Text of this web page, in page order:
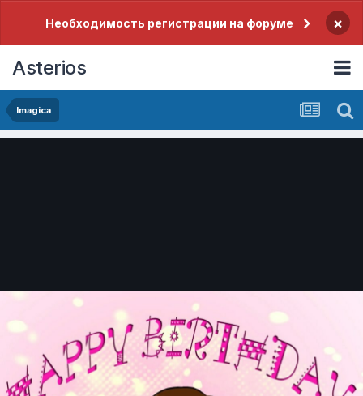
Необходимость регистрации на форуме ×
Asterios
Imagica